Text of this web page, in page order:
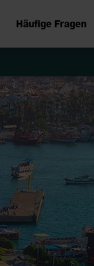
Häufige Fragen